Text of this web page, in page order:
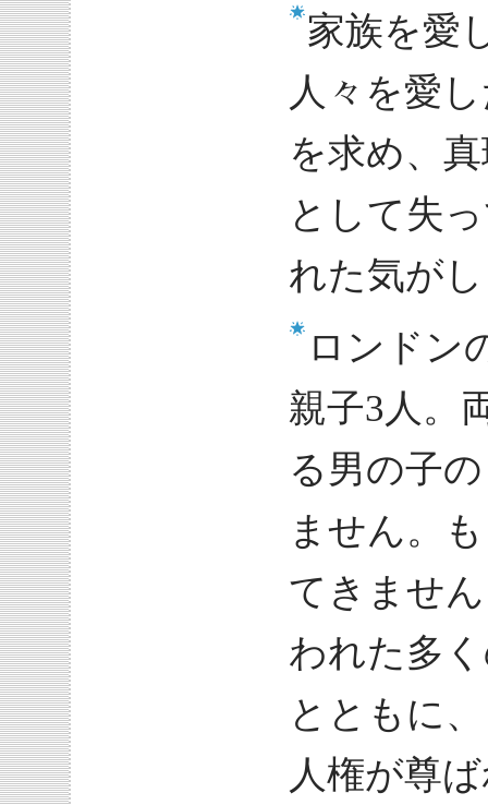
家族を愛
人々を愛
を求め、
として失
れた気が
ロンドン
親子3人。
る男の子
ません。
てきませ
われた多
とともに
人権が尊